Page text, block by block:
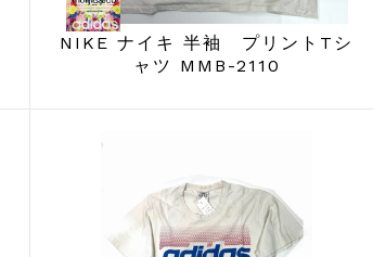
NIKE ナイキ 半袖 プリントTシ
ャツ MMB-2110